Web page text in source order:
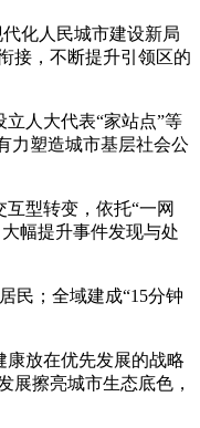
化人民城市建设新局
接，不断提升引领区的
人大代表“家站点”等
力塑造城市基层社会公
型转变，依托“一网
幅提升事件发现与处
民；全域建成“15分钟
康放在优先发展的战略
展擦亮城市生态底色，